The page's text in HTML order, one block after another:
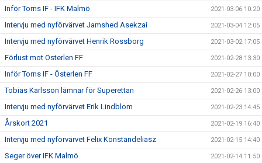
Inför Torns IF - IFK Malmö 2021-03-06 10:20
Intervju med nyförvärvet Jamshed Asekzai 2021-03-04 12:05
Intervju med nyförvärvet Henrik Rossborg 2021-03-02 17:05
Förlust mot Österlen FF 2021-02-28 13:30
Inför Torns IF - Österlen FF 2021-02-27 10:00
Tobias Karlsson lämnar för Superettan 2021-02-26 13:00
Intervju med nyförvärvet Erik Lindblom 2021-02-23 14:45
Årskort 2021 2021-02-19 16:40
Intervju med nyförvärvet Felix Konstandeliasz 2021-02-15 14:40
Seger över IFK Malmö 2021-02-14 11:50